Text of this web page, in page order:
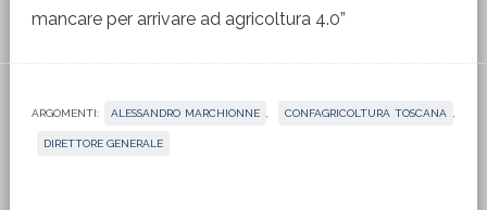
mancare per arrivare ad agricoltura 4.0”
ARGOMENTI: ALESSANDRO MARCHIONNE CONFAGRICOLTURA TOSCANA
DIRETTORE GENERALE